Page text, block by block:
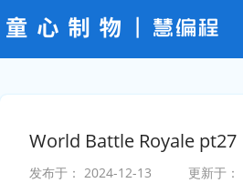
World Battle Royale pt27
发布于： 2024-12-13 更新于：